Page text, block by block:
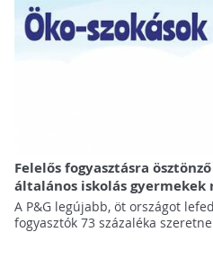
Felelős fogyasztásra
általános iskolás gyermekek
A P&G legújabb, öt országot
fogyasztók 73 százaléka